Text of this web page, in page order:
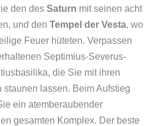
den des Saturn mit seinen acht
und den Tempel der Vesta, wo
Feuer hüteten. Verpassen
Septimius-Severus-
die Sie mit ihren
staunen lassen. Beim Aufstieg
ein atemberaubender
gesamten Komplex. Der beste